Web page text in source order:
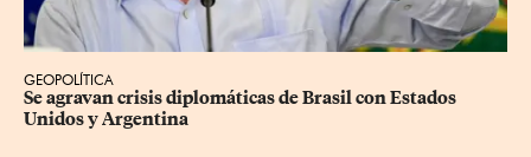
GEOPOLÍTICA
Se agravan crisis diplomáticas de Brasil con Estados
Unidos y Argentina